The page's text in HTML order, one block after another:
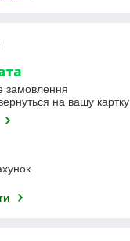
замовлення
на вашу картку